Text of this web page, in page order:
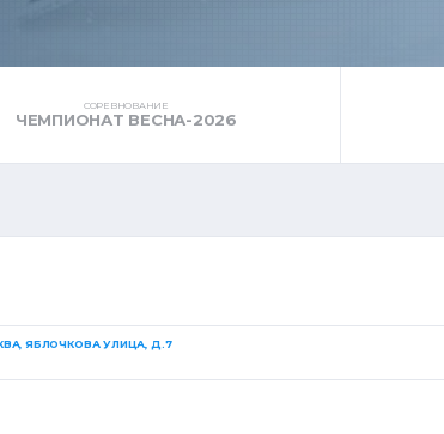
СОРЕВНОВАНИЕ
ЧЕМПИОНАТ ВЕСНА-2026
ЯБЛОЧКОВА УЛИЦА, Д.7